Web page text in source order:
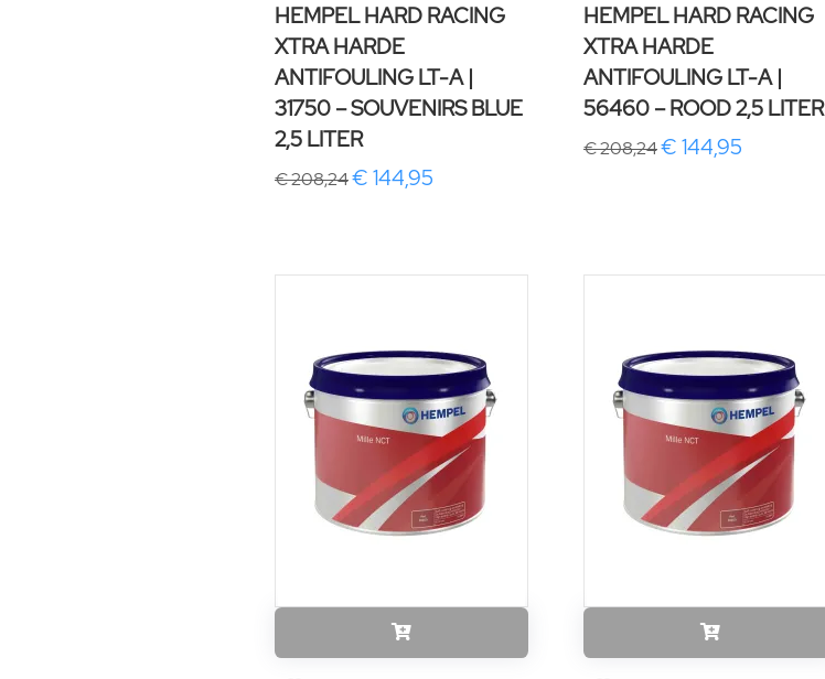
HEMPEL HARD RACING
XTRA HARDE
ANTIFOULING LT-A |
31750 – SOUVENIRS BLUE
2,5 LITER
€ 208,24€ 144,95
HEMPEL HARD RACING
XTRA HARDE
ANTIFOULING LT-A |
56460 – ROOD 2,5 LITER
€ 208,24€ 144,95